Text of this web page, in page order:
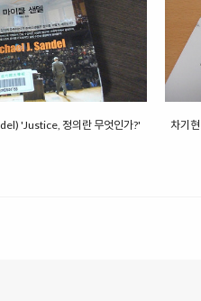
'Justice, 정의란 무엇인가?' 차기